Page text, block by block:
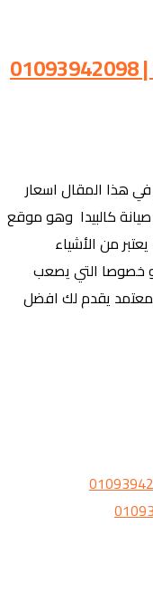
سوف نقدم لكم في هذا المقال اسعار
توكيل صيانة كالبيدا وهو موقع
من الأشياء
و خصوصا التي يصعب
يقدم لك افضل